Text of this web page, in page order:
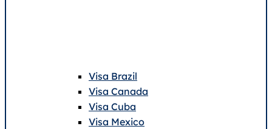
Visa Brazil
Visa Canada
Visa Cuba
Visa Mexico